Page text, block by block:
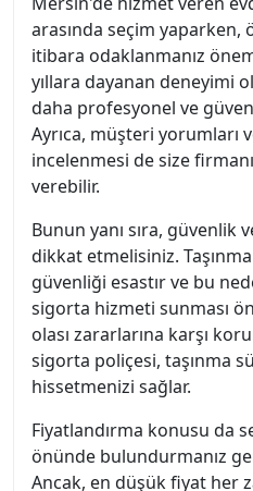
arasında seçim yaparken,
itibara odaklanmanız
yıllara dayanan deneyimi
daha profesyonel ve
Ayrıca, müşteri yorumları
incelenmesi de size
verebilir.
Bunun yanı sıra, güvenlik
dikkat etmelisiniz.
güvenliği esastır ve bu
sigorta hizmeti sunması
olası zararlarına karşı
sigorta poliçesi, taşınma
hissetmenizi sağlar.
Fiyatlandırma konusu da
önünde bulundurmanız
Ancak, en düşük fiyat her